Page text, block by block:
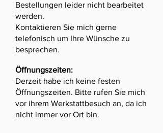
Bestellungen leider nicht bearbeitet
werden.
Kontaktieren Sie mich gerne
telefonisch um Ihre Wünsche zu
besprechen.
Öffnungszeiten:
Derzeit habe ich keine festen
Öffnungszeiten. Bitte rufen Sie mich
vor ihrem Werkstattbesuch an, da ich
nicht immer vor Ort bin.